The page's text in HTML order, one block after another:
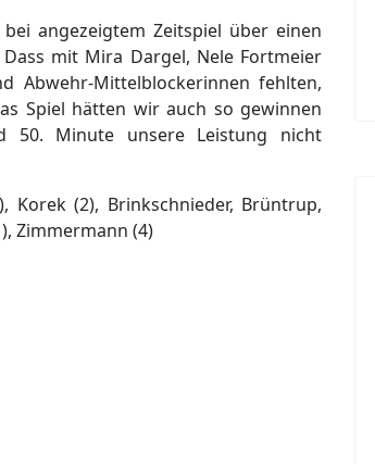
angezeigtem Zeitspiel über einen
mit Mira Dargel, Nele Fortmeier
Abwehr-Mittelblockerinnen fehlten,
Spiel hätten wir auch so gewinnen
50. Minute unsere Leistung nicht
Korek (2), Brinkschnieder, Brüntrup,
Zimmermann (4)